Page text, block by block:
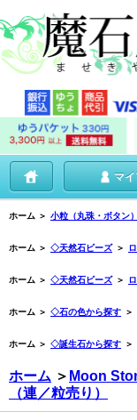
マ
ホーム ＞ 小粒（丸珠・ボタン
ホーム ＞ ◇天然石ビーズ ＞
ホーム ＞ ◇天然石ビーズ ＞
ホーム ＞ ◇石の色から探す ＞
ホーム ＞ ◇誕生石から探す ＞
ホーム ＞ Moon
（連／粒売り）